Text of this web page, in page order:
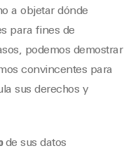
a objetar dónde
para fines de
podemos demostrar
convincentes para
sus derechos y
de sus datos